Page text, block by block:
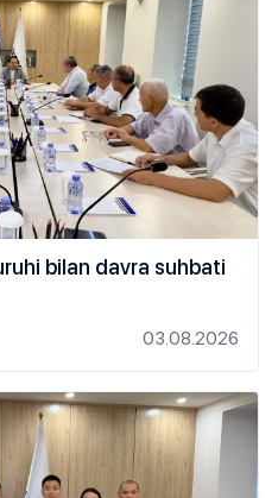
bilan davra suhbati
03.08.2026